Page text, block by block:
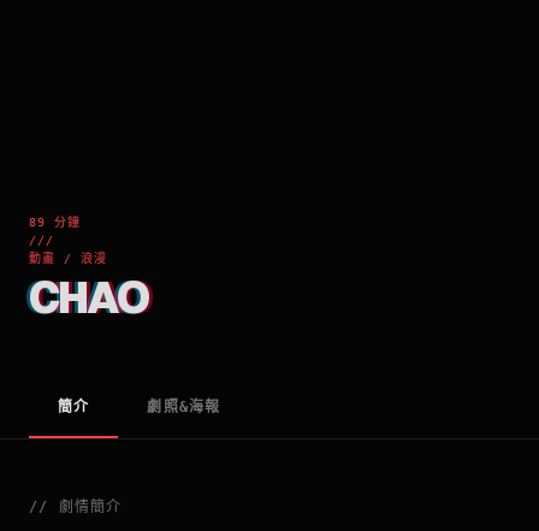
89 分鐘
///
動畫 / 浪漫
CHAO
簡介 劇照&海報
// 劇情簡介